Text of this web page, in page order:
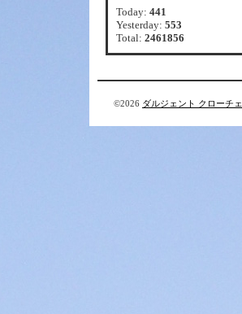
Today: 441
Yesterday: 553
Total: 2461856
©2026 ダルジェント クローチェ